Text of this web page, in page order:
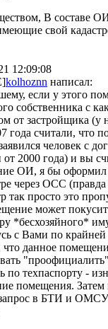
В составе
свой
12:09:08
kolhoznn написал:
если у этого
собственника с
от застройщика (у
года считали, что
человек с
2000 года) и вы
ОИ, я бы
через ОСС
так просто это
может
*бесхозяйного*
с Вами по
что данное
по техпаспорту -
помещения. Затем
запрос в БТИ и